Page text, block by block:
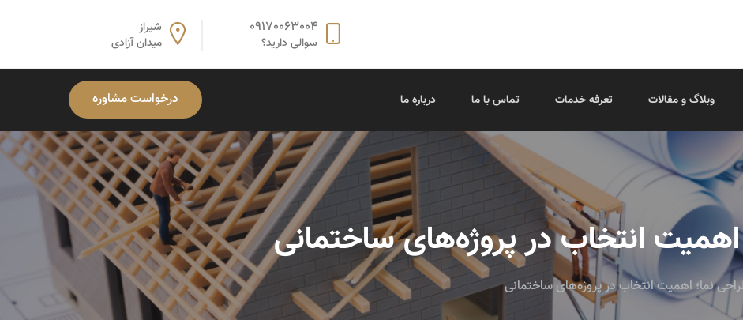
شیراز
میدان آزادی
09170063004
سوالی دارید؟
وبلاگ و مقالات تعرفه خدمات تماس با ما درباره ما درخواست مشاوره
انتخاب در پروژه‌های ساختمانی
نما؛ اهمیت انتخاب در پروژه‌های ساختمانی